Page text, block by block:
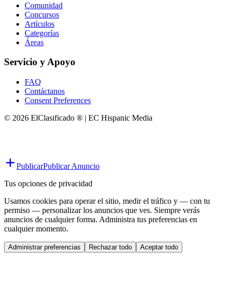
Comunidad
Concursos
Artículos
Categorías
Áreas
Servicio y Apoyo
FAQ
Contáctanos
Consent Preferences
© 2026 ElClasificado ® | EC Hispanic Media
PublicarPublicar Anuncio
Tus opciones de privacidad
Usamos cookies para operar el sitio, medir el tráfico y — con tu
permiso — personalizar los anuncios que ves. Siempre verás
anuncios de cualquier forma. Administra tus preferencias en
cualquier momento.
Administrar preferencias Rechazar todo Aceptar todo